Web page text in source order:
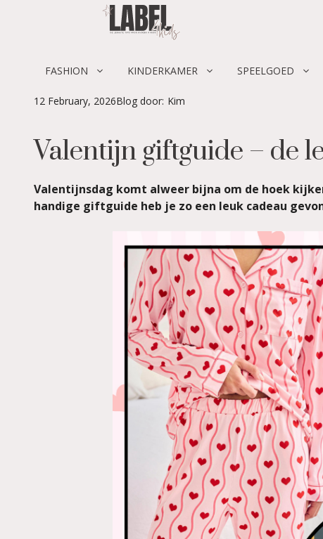
FASHION KINDERKAMER SPEELGOED
12 February, 2026Blog door: Kim
Valentijn giftguide – de
Valentijnsdag komt alweer bijna om de hoek
handige giftguide heb je zo een leuk cadeau